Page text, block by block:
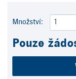
Množství:
Pouze